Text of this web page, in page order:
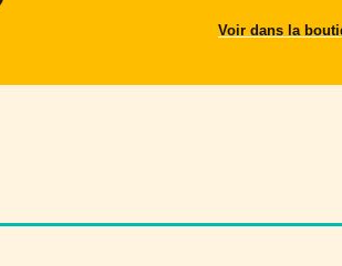
Voir dans la